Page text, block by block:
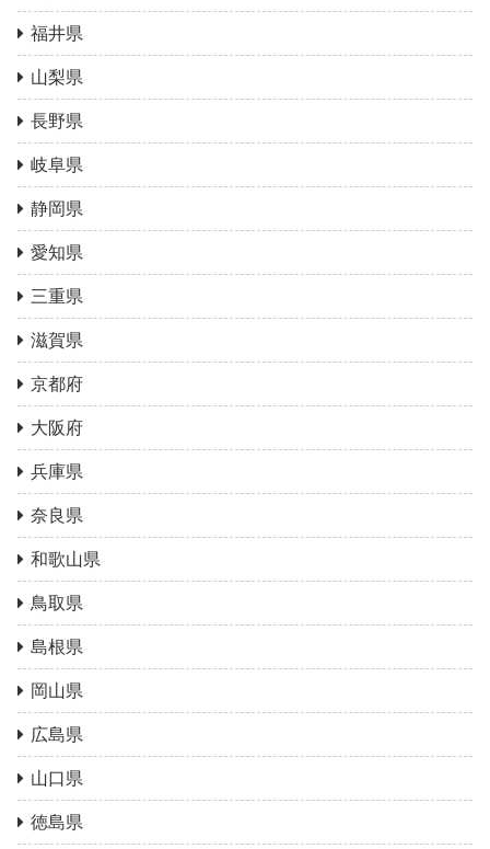
福井県
山梨県
長野県
岐阜県
静岡県
愛知県
三重県
滋賀県
京都府
大阪府
兵庫県
奈良県
和歌山県
鳥取県
島根県
岡山県
広島県
山口県
徳島県